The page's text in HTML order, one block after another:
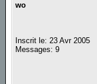
wo
Inscrit le: 23 Avr 2005
Messages: 9